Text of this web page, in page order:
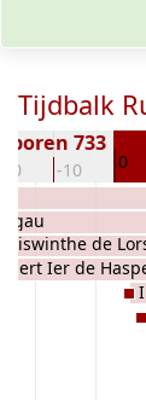
Tijdbalk
-10 0
733
de
Ier de